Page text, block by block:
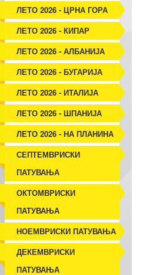
ЛЕТО 2026 - ЦРНА ГОРА
ЛЕТО 2026 - КИПАР
ЛЕТО 2026 - АЛБАНИЈА
ЛЕТО 2026 - БУГАРИЈА
ЛЕТО 2026 - ИТАЛИЈА
ЛЕТО 2026 - ШПАНИЈА
ЛЕТО 2026 - НА ПЛАНИНА
СЕПТЕМВРИСКИ
ПАТУВАЊА
ОКТОМВРИСКИ
ПАТУВАЊА
НОЕМВРИСКИ ПАТУВАЊА
ДЕКЕМВРИСКИ
ПАТУВАЊА